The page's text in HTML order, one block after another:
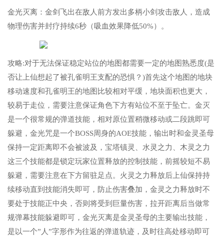
金光灭离：金剑飞出在敌人前方发出多柄小剑攻击敌人，造成
物理伤害并封疗持续6秒（吸血效果降低50%）。
攻略:对于无法保证稳定站位的地图都需要一定的地图熟悉度(是
否让上仙想起了被孔雀明王支配的恐惧？)首先这个地图的地块
移动速度和孔雀明王的地图比较相对平缓，地块面积也更大，
较易于走位，需要注意保证角色下方有站位不至于坠亡。金灭
是一个很常规的弹道技能，相对原位置稍微移动或二段跳即可
躲避，金光咒是一个BOSS周身的AOE技能，输出时和金灵圣母
保持一定距离即不会被波及，宝塔镇灵、水灵之力、木灵之力
这三个技能都是锁定玩家位置释放的控制技能，前摇较短不易
躲避，需要注意在下方留驻足点。火灵之力释放后上仙保持持
续移动直到技能消失即可，防止伤害叠加，金灵之力释放时不
要处于技能正中央，否则将受到巨量伤害，拉开距离后当做常
规弹幕技能躲避即可，金光灭离是金灵圣母的主要输出技能，
是以一个”人”字形作为往返的弹道轨迹，及时往高处移动即可